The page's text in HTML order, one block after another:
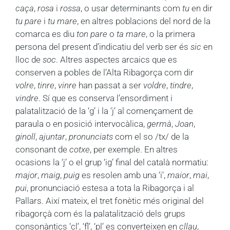
caça, rosa i rossa, o usar determinants com tu en dir
tu pare i tu mare, en altres poblacions del nord de la
comarca es diu ton pare o ta mare, o la primera
persona del present d’indicatiu del verb ser és sic en
lloc de soc. Altres aspectes arcaics que es
conserven a pobles de l’Alta Ribagorça com dir
volre, tinre, vinre han passat a ser voldre, tindre,
vindre. Sí que es conserva l’ensordiment i
palatalització de la ‘g’ i la ‘j’ al començament de
paraula o en posició intervocàlica, germà, Joan,
ginoll, ajuntar, pronunciats com el so /tx/ de la
consonant de cotxe, per exemple. En altres
ocasions la ‘j’ o el grup ‘ig’ final del català normatiu:
major, maig, puig es resolen amb una ‘i’, maior, mai,
pui, pronunciació estesa a tota la Ribagorça i al
Pallars. Així mateix, el tret fonètic més original del
ribagorçà com és la palatalització dels grups
consonàntics ‘cl’, ‘fl’, ‘pl’ es converteixen en cllau,